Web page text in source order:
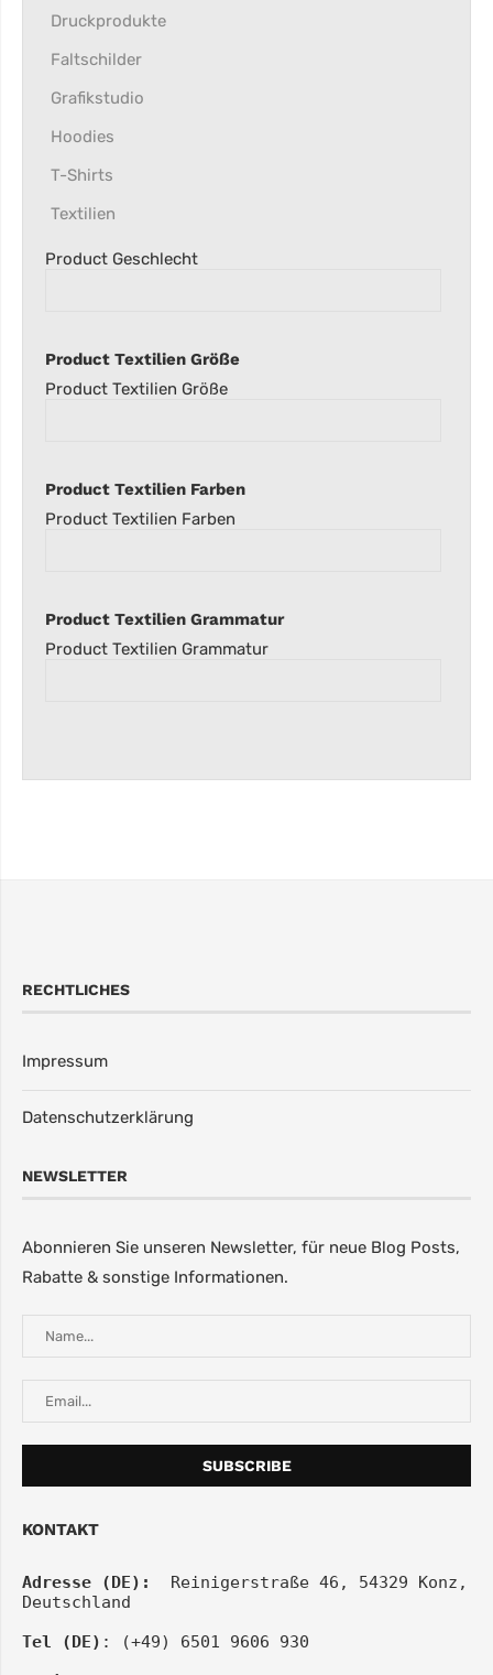
Druckprodukte
Faltschilder
Grafikstudio
Hoodies
T-Shirts
Textilien
Product Geschlecht
Product Textilien Größe
Product Textilien Größe
Product Textilien Farben
Product Textilien Farben
Product Textilien Grammatur
Product Textilien Grammatur
RECHTLICHES
Impressum
Datenschutzerklärung
NEWSLETTER
Abonnieren Sie unseren Newsletter, für neue Blog Posts,
Rabatte & sonstige Informationen.
KONTAKT
Adresse (DE):
Reinigerstraße 46, 54329 Konz,
Deutschland
Tel (DE) : (+49) 6501 9606 930